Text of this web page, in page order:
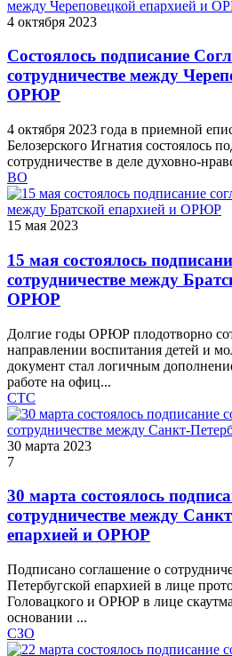
4 октября 2023
Состоялось подписание
сотрудничестве между
ОРЮР
4 октября 2023 года в приемной
Белозерского Игнатия состоялось
сотрудничестве в деле духовно-
ВО
15 мая 2023
15 мая состоялось
сотрудничестве между
ОРЮР
Долгие годы ОРЮР плодотворно
направлении воспитания детей и
документ стал логичным
работе на офиц...
СТС
30 марта 2023
7
30 марта состоялось
сотрудничестве между
епархией и ОРЮР
Подписано соглашение о
Петербугской епархией в лице
Головацкого и ОРЮР в лице
основании ...
СЗО